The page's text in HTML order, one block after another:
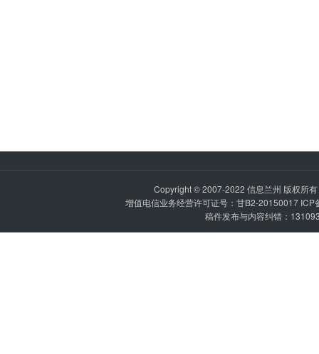
Copyright © 2007-2022 信息兰州 版权所
增值电信业务经营许可证号：甘B2-20150017 ICP
稿件发布与内容纠错：